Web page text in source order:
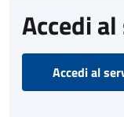
Accedi
Accedi al